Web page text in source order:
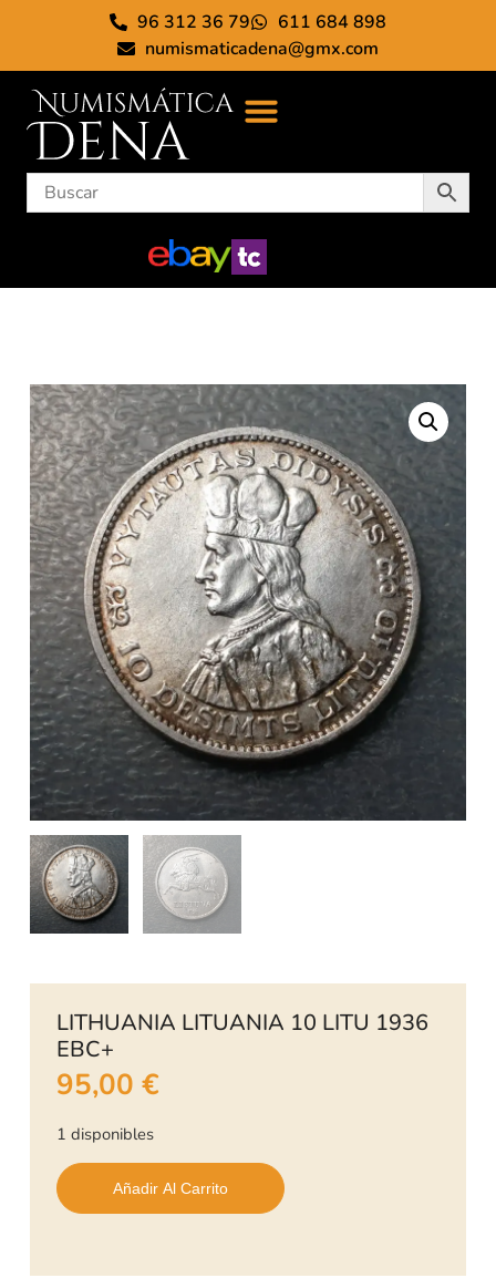
96 312 36 79
611 684 898
numismaticadena@gmx.com
LITHUANIA LITUANIA 10 LITU 1936
EBC+
95,00 €
1 disponibles
Añadir Al Carrito